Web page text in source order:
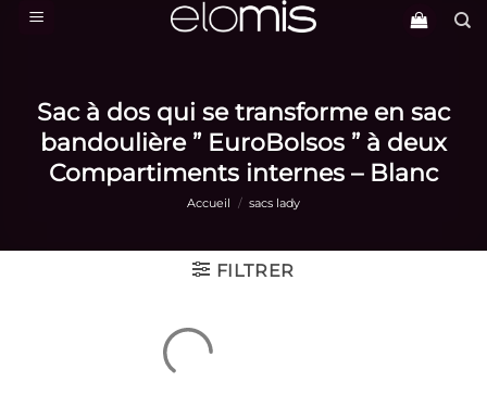
Passer
Sac à dos qui se transforme en sac
bandoulière ” EuroBolsos ” à deux
Compartiments internes – Blanc
Accueil / sacs lady
FILTRER